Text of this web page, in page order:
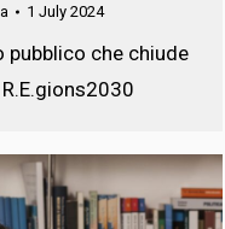
1 July 2024
pubblico che chiude